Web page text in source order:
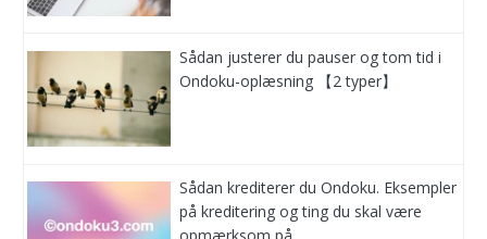
Sådan justerer du pauser og tom tid i
Ondoku-oplæsning 【2 typer】
Sådan krediterer du Ondoku. Eksempler
på kreditering og ting du skal være